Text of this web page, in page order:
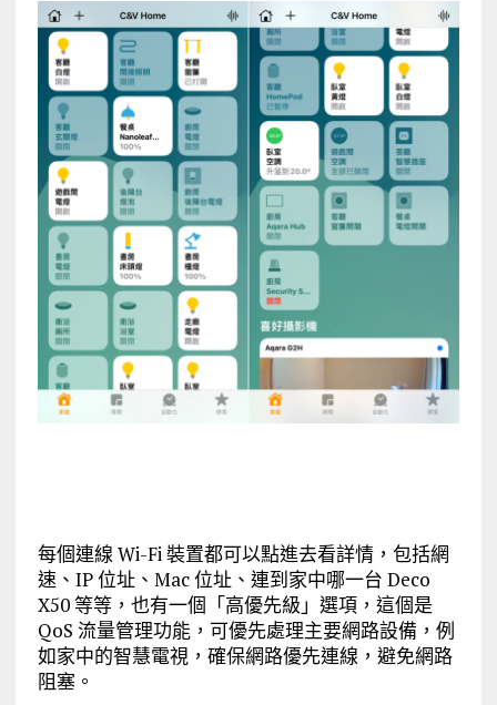
每個連線 Wi-Fi 裝置都可以點進去看詳情，包括網
速、IP 位址、Mac 位址、連到家中哪一台 Deco
X50 等等，也有一個「高優先級」選項，這個是
QoS 流量管理功能，可優先處理主要網路設備，例
如家中的智慧電視，確保網路優先連線，避免網路
阻塞。